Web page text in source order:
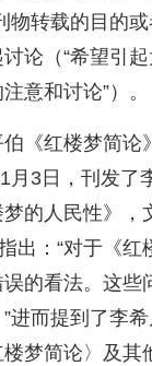
物转载的目的
论（“希望引起
意和讨论”）。
《红楼梦简论
月3日，刊发了
的人民性》，
出：“对于《
的看法。这些
进而提到了李
梦简论〉及其